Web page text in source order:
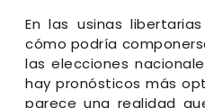
En las usinas
cómo podría
las elecciones
hay pronósticos más
parece una realidad